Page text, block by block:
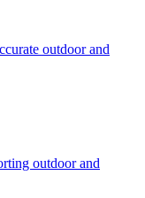
outdoor and
outdoor and